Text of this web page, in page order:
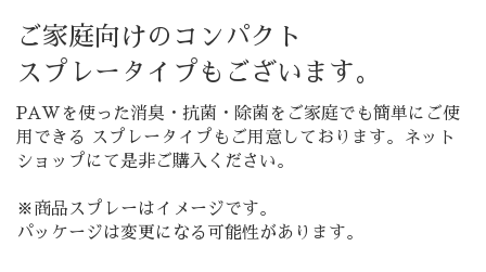
ご家庭向けのコンパクト
スプレータイプもございます。
PAWを使った消臭・抗菌・除菌をご家庭でも簡単にご使
用できる スプレータイプもご用意しております。ネット
ショップにて是非ご購入ください。
※商品スプレーはイメージです。
パッケージは変更になる可能性があります。